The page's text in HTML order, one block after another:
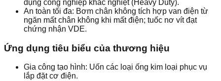
dụng công nghiệp khắc nghiệt (Heavy Duty).
An toàn tối đa: Bơm chân không tích hợp van điện từ
ngăn mất chân không khi mất điện; tuốc nơ vít đạt
chứng nhận VDE.
Ứng dụng tiêu biểu của thương hiệu
Gia công tạo hình: Uốn các loại ống kim loại phục vụ
lắp đặt cơ điện.